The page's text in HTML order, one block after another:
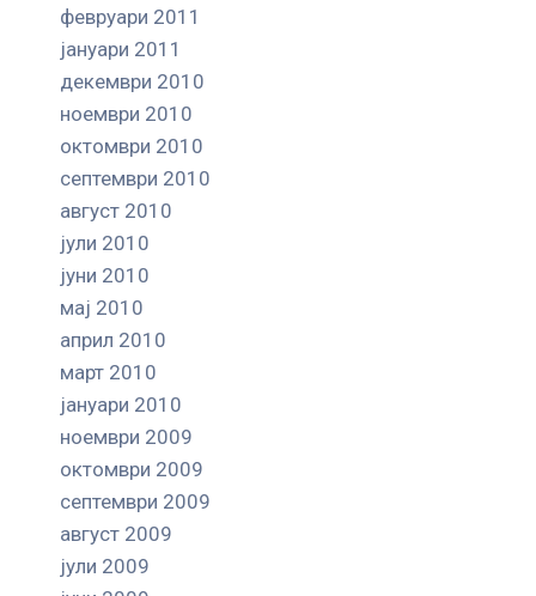
февруари 2011
јануари 2011
декември 2010
ноември 2010
октомври 2010
септември 2010
август 2010
јули 2010
јуни 2010
мај 2010
април 2010
март 2010
јануари 2010
ноември 2009
октомври 2009
септември 2009
август 2009
јули 2009